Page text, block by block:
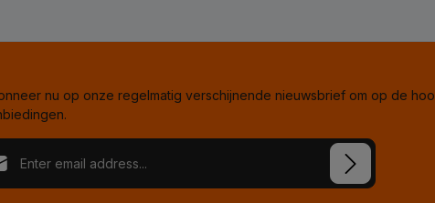
nu op onze regelmatig verschijnende nieuwsbrief om op de